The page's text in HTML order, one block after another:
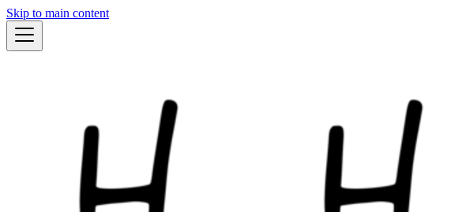
Skip to main content